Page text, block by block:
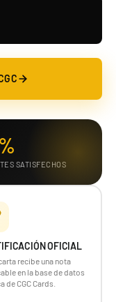
SATISFECHOS
OFICIAL
recibe una nota
en la base de datos
de CGC Cards.